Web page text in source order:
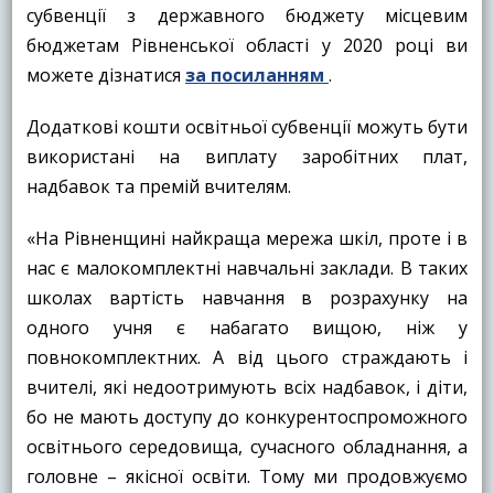
субвенції з державного бюджету місцевим
бюджетам Рівненської області у 2020 році ви
можете дізнатися за посиланням .
Додаткові кошти освітньої субвенції можуть бути
використані на виплату заробітних плат,
надбавок та премій вчителям.
«На Рівненщині найкраща мережа шкіл, проте і в
нас є малокомплектні навчальні заклади. В таких
школах вартість навчання в розрахунку на
одного учня є набагато вищою, ніж у
повнокомплектних. А від цього страждають і
вчителі, які недоотримують всіх надбавок, і діти,
бо не мають доступу до конкурентоспроможного
освітнього середовища, сучасного обладнання, а
головне – якісної освіти. Тому ми продовжуємо